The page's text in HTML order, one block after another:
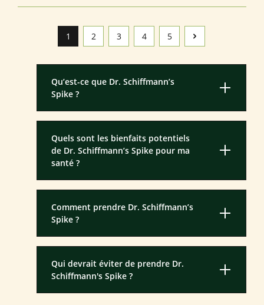
Page
1 Page
2 Page
3 Page
4 Page
5
Qu’est-ce que Dr. Schiffmann’s
Spike ?
Quels sont les bienfaits potentiels
de Dr. Schiffmann’s Spike pour ma
santé ?
Comment prendre Dr. Schiffmann’s
Spike ?
Qui devrait éviter de prendre Dr.
Schiffmann's Spike ?